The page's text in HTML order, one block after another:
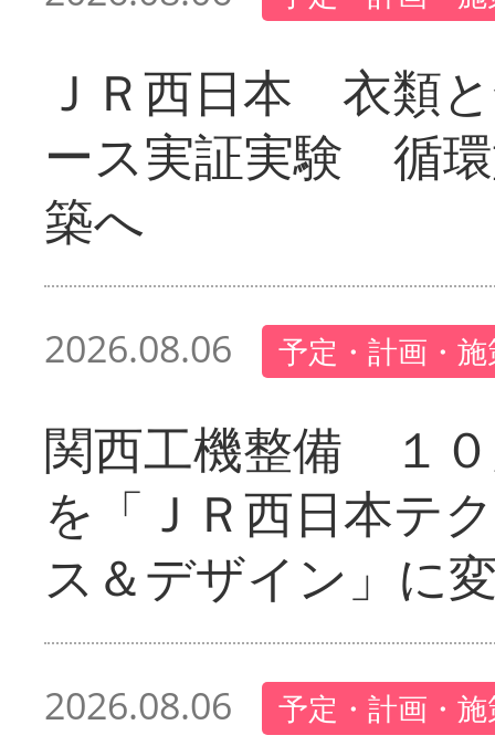
ＪＲ西日本 衣類
ース実証実験 循
築へ
2026.08.06 予定・計画・
関西工機整備 １
を「ＪＲ西日本テ
ス＆デザイン」に
2026.08.06 予定・計画・